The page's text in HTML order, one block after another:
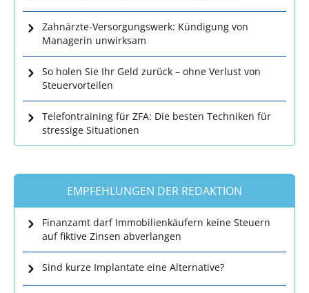
Zahnärzte-Versorgungswerk: Kündigung von
Managerin unwirksam
So holen Sie Ihr Geld zurück – ohne Verlust von
Steuervorteilen
Telefontraining für ZFA: Die besten Techniken für
stressige Situationen
EMPFEHLUNGEN DER REDAKTION
Finanzamt darf Immobilienkäufern keine Steuern
auf fiktive Zinsen abverlangen
Sind kurze Implantate eine Alternative?